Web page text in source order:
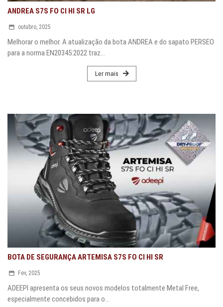
ANDREA S7S FO CI HI SR LG
outubro, 2025
Melhorar o melhor. A atualização da bota ANDREA e do sapato PERSEO
para a norma EN20345:2022 traz...
Ler mais
BOTA DE SEGURANÇA ARTEMISA S7S FO CI HI SR
Fev, 2025
ADEEPI apresenta os seus novos modelos totalmente Metal Free,
especialmente concebidos para o...